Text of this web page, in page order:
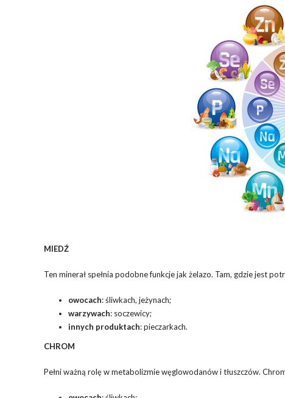
MIEDŹ
Ten minerał spełnia podobne funkcje jak żelazo. Tam, gdzie jest
owocach: śliwkach, jeżynach;
warzywach: soczewicy;
innych produktach: pieczarkach.
CHROM
Pełni ważną rolę w metabolizmie węglowodanów i tłuszczów.